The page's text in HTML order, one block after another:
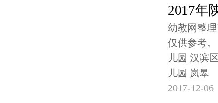
2017年
幼教网整
仅供参考
儿园 汉滨
儿园 岚皋
2017-12-06